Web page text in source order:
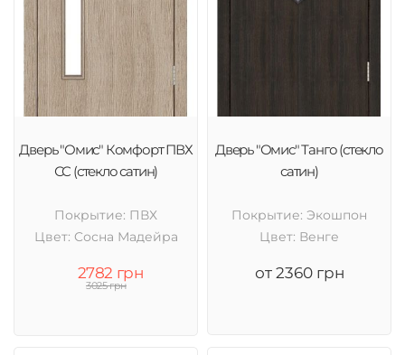
Дверь "Омис" Комфорт ПВХ
СС (стекло сатин)
Покрытие: ПВХ
Цвет: Cосна Мадейра
2782 грн
3025 грн
Дверь "Омис" Танго (стекло
сатин)
Покрытие: Экошпон
Цвет: Венге
от 2360 грн